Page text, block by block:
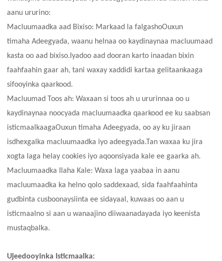
aanu ururino:
Macluumaadka aad Bixiso: Markaad la falgashoOuxun
timaha Adeegyada, waanu helnaa oo kaydinaynaa macluumaad
kasta oo aad bixiso.Iyadoo aad dooran karto inaadan bixin
faahfaahin gaar ah, tani waxay xaddidi kartaa gelitaankaaga
sifooyinka qaarkood.
Macluumad Toos ah: Waxaan si toos ah u ururinnaa oo u
kaydinaynaa noocyada macluumaadka qaarkood ee ku saabsan
isticmaalkaagaOuxun timaha Adeegyada, oo ay ku jiraan
isdhexgalka macluumaadka iyo adeegyada.Tan waxaa ku jira
xogta laga helay cookies iyo aqoonsiyada kale ee gaarka ah.
Macluumaadka Ilaha Kale: Waxa laga yaabaa in aanu
macluumaadka ka helno qolo saddexaad, sida faahfaahinta
gudbinta cusboonaysiinta ee sidayaal, kuwaas oo aan u
isticmaalno si aan u wanaajino diiwaanadayada iyo keenista
mustaqbalka.
Ujeedooyinka Isticmaalka: